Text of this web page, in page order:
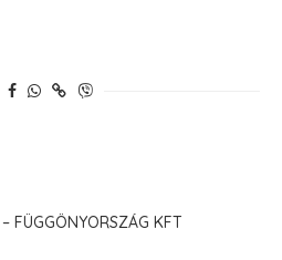
FÜGGÖNYORSZÁG KFT